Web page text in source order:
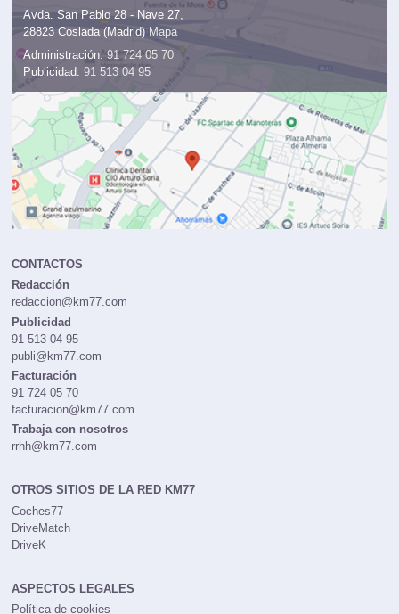
Avda. San Pablo 28 - Nave 27,
28823 Coslada (Madrid) Mapa
Administración: 91 724 05 70
Publicidad: 91 513 04 95
CONTACTOS
Redacción
redaccion@km77.com
Publicidad
91 513 04 95
publi@km77.com
Facturación
91 724 05 70
facturacion@km77.com
Trabaja con nosotros
rrhh@km77.com
OTROS SITIOS DE LA RED KM77
Coches77
DriveMatch
DriveK
ASPECTOS LEGALES
Política de cookies